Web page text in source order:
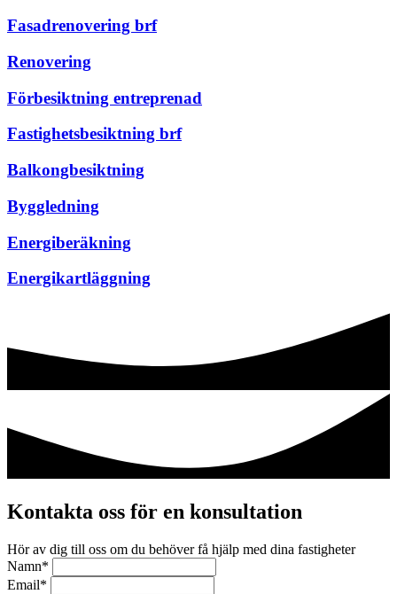
Fasadrenovering brf
Renovering
Förbesiktning entreprenad
Fastighetsbesiktning brf
Balkongbesiktning
Byggledning
Energiberäkning
Energikartläggning
Kontakta oss för en konsultation
Hör av dig till oss om du behöver få hjälp med dina fastigheter
Namn*
Email*